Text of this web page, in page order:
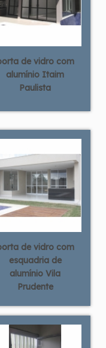
de vidro com
alumínio Itaim
Paulista
de vidro com
esquadria de
alumínio Vila
Prudente